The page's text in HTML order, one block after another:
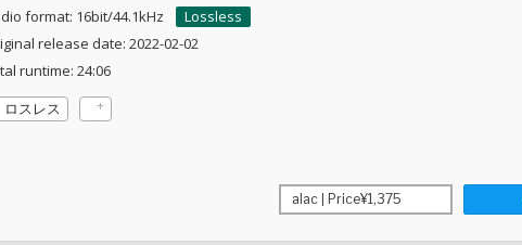
format: 16bit/44.1kHz
Lossless
release date: 2022-02-02
runtime: 24:06
ロスレス